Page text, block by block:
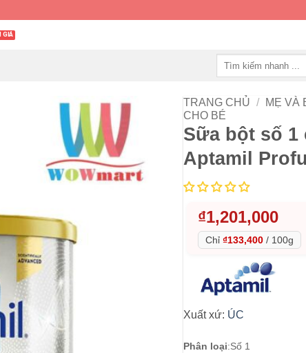
TRANG CHỦ / MẸ VÀ
CHO BÉ
Sữa bột số 1
Aptamil
₫1,201,000
Chỉ ₫133,400 / 100g
Xuất xứ: ÚC
Phân loại:Số 1